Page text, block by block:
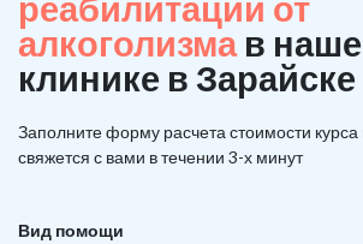
алкоголизма в
клинике в Зарайске
Заполните форму расчета стоимости
свяжется с вами в течении 3-х минут
Вид помощи